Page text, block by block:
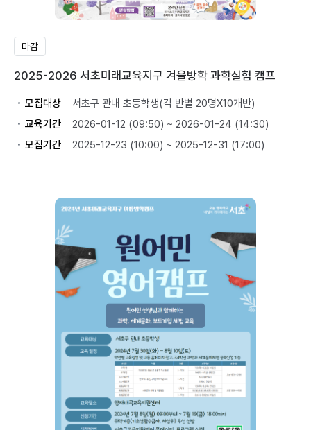
마감
2025-2026 서초미래교육지구 겨울방학 과학실험 캠프
모집대상
서초구 관내 초등학생(각 반별 20명X10개반)
교육기간
2026-01-12 (09:50) ~ 2026-01-24 (14:30)
모집기간
2025-12-23 (10:00) ~ 2025-12-31 (17:00)